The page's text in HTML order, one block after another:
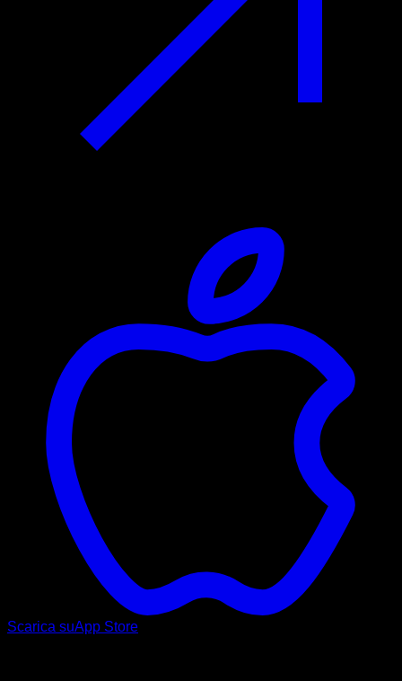
Scarica suApp Store